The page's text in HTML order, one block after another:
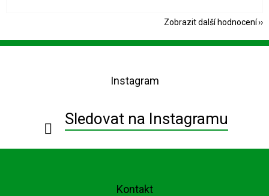
Zobrazit další hodnocení
Z
Instagram
Sledovat na Instagramu
Kontakt